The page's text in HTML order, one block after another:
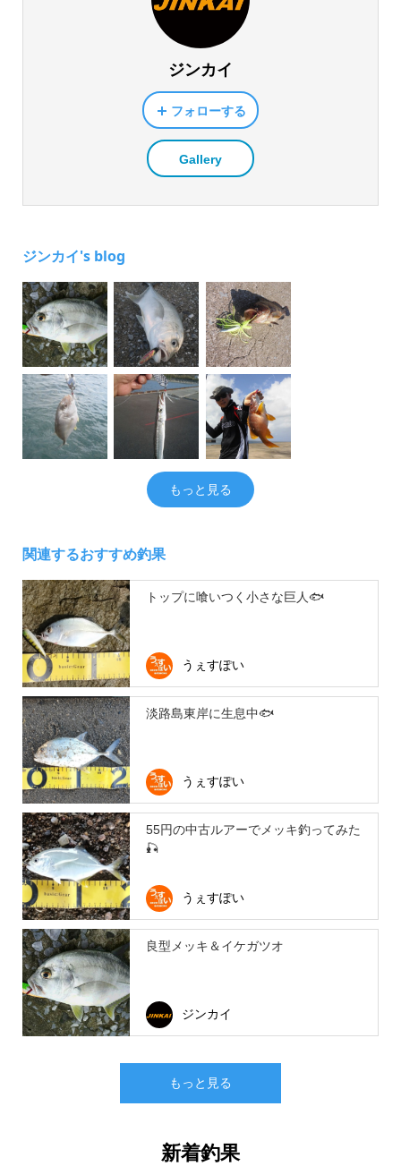
ジンカイ
フォローする
Gallery
ジンカイ's blog
もっと見る
関連するおすすめ釣果
トップに喰いつく小さな巨人🐟
うぇすぽい
淡路島東岸に生息中🐟
うぇすぽい
55円の中古ルアーでメッキ釣ってみた
🎣
うぇすぽい
良型メッキ＆イケガツオ
ジンカイ
もっと見る
新着釣果